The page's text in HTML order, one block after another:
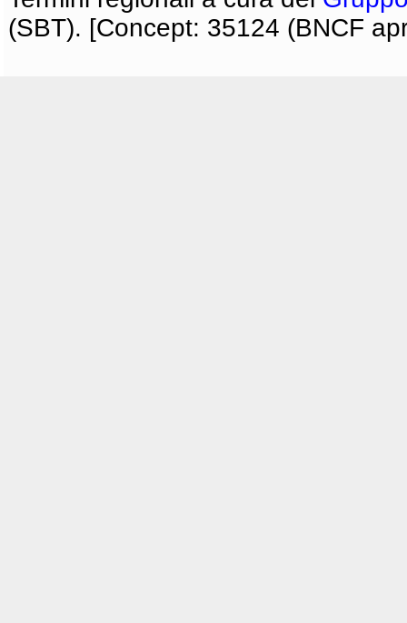
(SBT). [Concept: 35124 (BNCF